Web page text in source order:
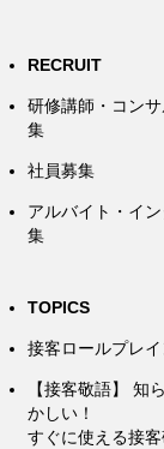
RECRUIT
研修講師・コン
集
社員募集
アルバイト・イ
集
TOPICS
接客ロールプレ
【接客敬語】 知
かしい！
すぐに使える接